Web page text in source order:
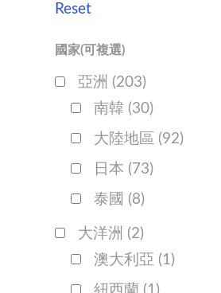
Reset
國家(可複選)
亞洲 (203)
南韓 (30)
大陸地區 (92)
日本 (73)
泰國 (8)
大洋洲 (2)
澳大利亞 (1)
紐西蘭 (1)